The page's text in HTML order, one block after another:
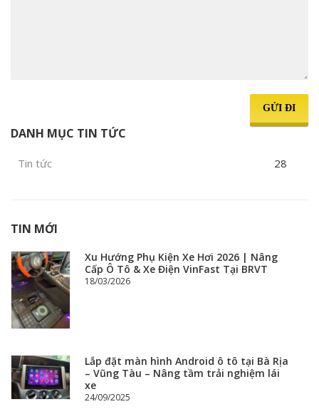
GỬI ĐI
DANH MỤC TIN TỨC
Tin tức 28
TIN MỚI
Xu Hướng Phụ Kiện Xe Hơi 2026 | Nâng
Cấp Ô Tô & Xe Điện VinFast Tại BRVT
18/03/2026
Lắp đặt màn hình Android ô tô tại Bà Rịa
– Vũng Tàu – Nâng tầm trải nghiệm lái
xe
24/09/2025